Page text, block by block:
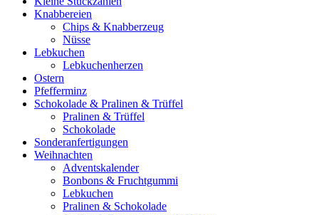
Knabbereien
Chips & Knabberzeug
Nüsse
Lebkuchen
Lebkuchenherzen
Ostern
Pfefferminz
Schokolade & Pralinen & Trüffel
Pralinen & Trüffel
Schokolade
Sonderanfertigungen
Weihnachten
Adventskalender
Bonbons & Fruchtgummi
Lebkuchen
Pralinen & Schokolade